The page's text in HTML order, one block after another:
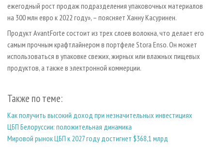
ежегодный рост продаж подразделения упаковочных материалов
на 300 млн евро к 2022 году», – поясняет Ханну Касуринен.
Продукт AvantForte состоит из трех слоев волокна, что делает его
самым прочным крафтлайнером в портфеле Stora Enso. Он может
использоваться в упаковке свежих, жирных или влажных пищевых
продуктов, а также в электронной коммерции.
Также по теме:
Как получить высокий доход при незначительных инвестициях
ЦБП Белоруссии: положительная динамика
Мировой рынок ЦБП к 2027 году достигнет $368,1 млрд